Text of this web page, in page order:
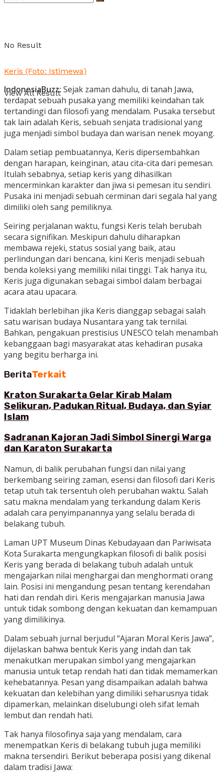
No Result
View All Result
Keris (Foto: Istimewa)
IndonesiaBuzz: Sejak zaman dahulu, di tanah Jawa,
terdapat sebuah pusaka yang memiliki keindahan tak
tertandingi dan filosofi yang mendalam. Pusaka tersebut
tak lain adalah Keris, sebuah senjata tradisional yang
juga menjadi simbol budaya dan warisan nenek moyang.
Dalam setiap pembuatannya, Keris dipersembahkan
dengan harapan, keinginan, atau cita-cita dari pemesan.
Itulah sebabnya, setiap keris yang dihasilkan
mencerminkan karakter dan jiwa si pemesan itu sendiri.
Pusaka ini menjadi sebuah cerminan dari segala hal yang
dimiliki oleh sang pemiliknya.
Seiring perjalanan waktu, fungsi Keris telah berubah
secara signifikan. Meskipun dahulu diharapkan
membawa rejeki, status sosial yang baik, atau
perlindungan dari bencana, kini Keris menjadi sebuah
benda koleksi yang memiliki nilai tinggi. Tak hanya itu,
Keris juga digunakan sebagai simbol dalam berbagai
acara atau upacara.
Tidaklah berlebihan jika Keris dianggap sebagai salah
satu warisan budaya Nusantara yang tak ternilai.
Bahkan, pengakuan prestisius UNESCO telah menambah
kebanggaan bagi masyarakat atas kehadiran pusaka
yang begitu berharga ini.
BeritaTerkait
Kraton Surakarta Gelar Kirab Malam
Selikuran, Padukan Ritual, Budaya, dan Syiar
Islam
Sadranan Kajoran Jadi Simbol Sinergi Warga
dan Karaton Surakarta
Namun, di balik perubahan fungsi dan nilai yang
berkembang seiring zaman, esensi dan filosofi dari Keris
tetap utuh tak tersentuh oleh perubahan waktu. Salah
satu makna mendalam yang terkandung dalam Keris
adalah cara penyimpanannya yang selalu berada di
belakang tubuh.
Laman UPT Museum Dinas Kebudayaan dan Pariwisata
Kota Surakarta mengungkapkan filosofi di balik posisi
Keris yang berada di belakang tubuh adalah untuk
mengajarkan nilai menghargai dan menghormati orang
lain. Posisi ini mengandung pesan tentang kerendahan
hati dan rendah diri. Keris mengajarkan manusia Jawa
untuk tidak sombong dengan kekuatan dan kemampuan
yang dimilikinya.
Dalam sebuah jurnal berjudul “Ajaran Moral Keris Jawa”,
dijelaskan bahwa bentuk Keris yang indah dan tak
menakutkan merupakan simbol yang mengajarkan
manusia untuk tetap rendah hati dan tidak memamerkan
kehebatannya. Pesan yang disampaikan adalah bahwa
kekuatan dan kelebihan yang dimiliki seharusnya tidak
dipamerkan, melainkan diselubungi oleh sifat lemah
lembut dan rendah hati.
Tak hanya filosofinya saja yang mendalam, cara
menempatkan Keris di belakang tubuh juga memiliki
makna tersendiri. Berikut beberapa posisi yang dikenal
dalam tradisi Jawa: